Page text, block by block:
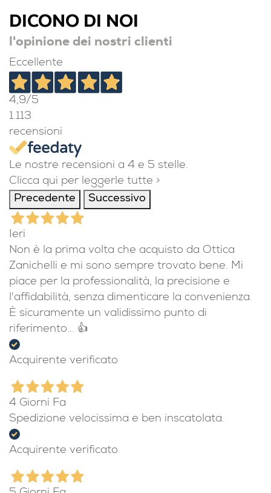
DICONO DI NOI
l'opinione dei nostri clienti
4,9/5
1.113
recensioni
Le nostre recensioni a 4 e 5 stelle.
Clicca qui per leggerle tutte >
Precedente
Successivo
Ieri
Non è la prima volta che acquisto da Ottica
Zanichelli e mi sono sempre trovato bene. Mi
piace per la professionalità, la precisione e
l'affidabilità, senza dimenticare la convenienza.
È sicuramente un validissimo punto di
Acquirente verificato
4 Giorni Fa